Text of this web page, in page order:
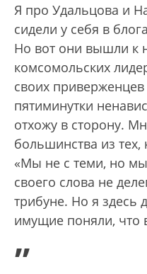
Я про Удальцова и
сидели у себя в
Но вот они вышли к
комсомольских
своих приверженцев
пятиминутки
отхожу в сторону.
большинства из тех,
«Мы не с теми, но
своего слова не
трибуне. Но я здесь
имущие поняли, что
„